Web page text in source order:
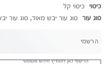
כיסוי כיסוי קל
סוג עור סוג עור יבש מאוד, סוג עור
הרשמי
הרישמי כאן לתמריץ חידוש אוטומטי